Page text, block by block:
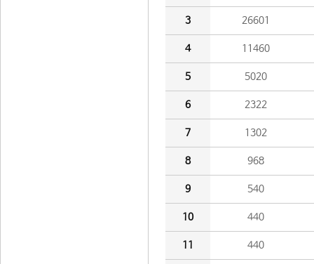
3 26601
4 11460
5 5020
6 2322
7 1302
8 968
9 540
10 440
11 440